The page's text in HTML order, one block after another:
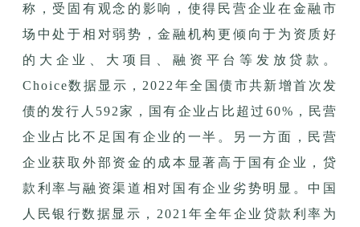
称，受固有观念的影响，使得民营企业在金融市
场中处于相对弱势，金融机构更倾向于为资质好
的大企业、大项目、融资平台等发放贷款。
Choice数据显示，2022年全国债市共新增首次发
债的发行人592家，国有企业占比超过60%，民营
企业占比不足国有企业的一半。另一方面，民营
企业获取外部资金的成本显著高于国有企业，贷
款利率与融资渠道相对国有企业劣势明显。中国
人民银行数据显示，2021年全年企业贷款利率为